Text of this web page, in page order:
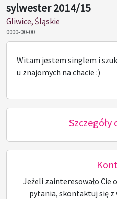
sylwester 2014/15
Gliwice, Śląskie
0000-00-00
Witam jestem singlem i
u znajomych na chacie :)
Szczegóły
Jeżeli zainteresowało Cie
pytania, skontaktuj się z